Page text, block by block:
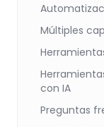
Múltiples
con IA
Preguntas